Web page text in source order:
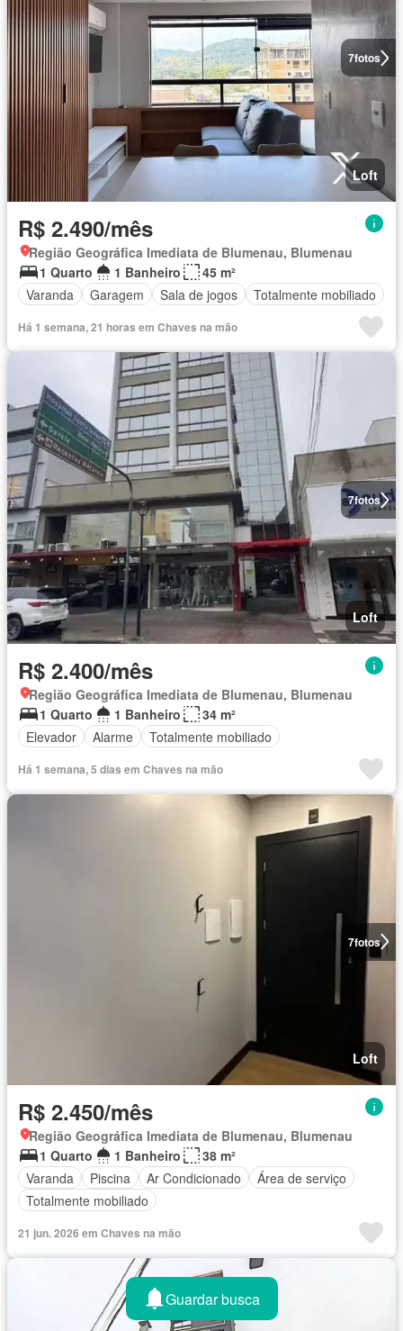
7fotos
Loft
R$ 2.490/mês
Região Geográfica Imediata de Blumenau, Blumenau
1 Quarto
1 Banheiro
45 m²
Varanda
Garagem Sala de jogos Totalmente mobiliado
Há 1 semana, 21 horas em Chaves na mão
7fotos
Loft
R$ 2.400/mês
Região Geográfica Imediata de Blumenau, Blumenau
1 Quarto
1 Banheiro
34 m²
Elevador
Alarme Totalmente mobiliado
Há 1 semana, 5 dias em Chaves na mão
7fotos
Loft
R$ 2.450/mês
Região Geográfica Imediata de Blumenau, Blumenau
1 Quarto
1 Banheiro
38 m²
Varanda
Piscina Ar Condicionado
Área de serviço
Totalmente mobiliado
21 jun. 2026 em Chaves na mão
Guardar busca